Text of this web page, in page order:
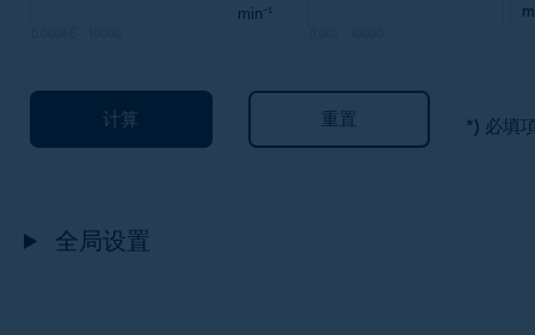
计算 重置 *) 必填
全局设置